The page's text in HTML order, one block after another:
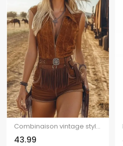
Combinaison vintage style western en daim à franges, sans manches
43.99